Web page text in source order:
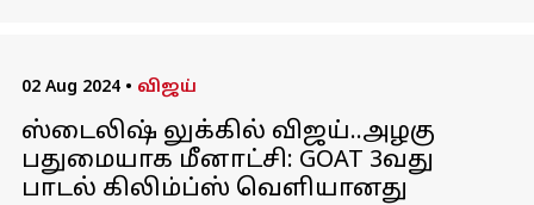
02 Aug 2024 • விஜய்
ஸ்டைலிஷ் லுக்கில் விஜய்..அழகு
பதுமையாக மீனாட்சி: GOAT 3வது
பாடல் கிலிம்ப்ஸ் வெளியானது